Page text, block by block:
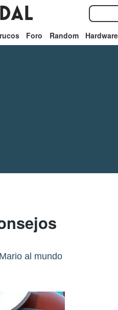
Foro Random Hardware
al mundo